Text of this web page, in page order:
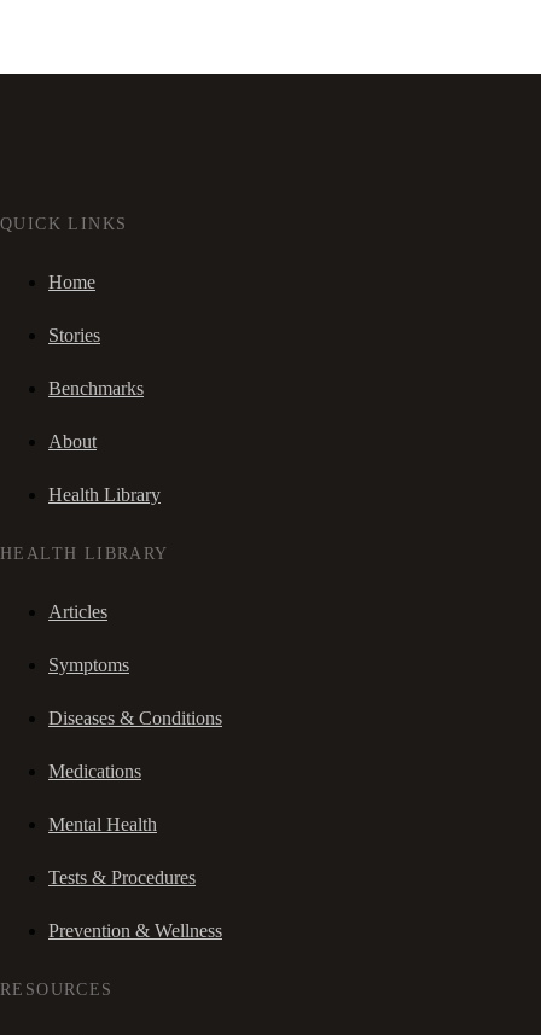
QUICK LINKS
Home
Stories
Benchmarks
About
Health Library
HEALTH LIBRARY
Articles
Symptoms
Diseases & Conditions
Medications
Mental Health
Tests & Procedures
Prevention & Wellness
RESOURCES